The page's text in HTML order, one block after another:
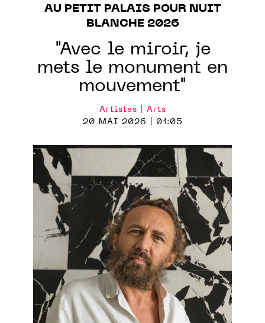
AU PETIT PALAIS POUR NUIT
BLANCHE 2026
"Avec le miroir, je
mets le monument en
mouvement"
Artistes | Arts
20 MAI 2026 | 01:05